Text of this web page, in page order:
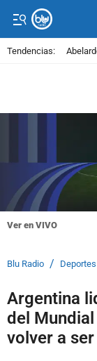
Tendencias:
Ver en VIVO
Blu Radio / Deportes
Argentina
del
volver a